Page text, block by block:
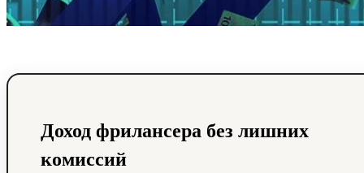
Доход фрилансера без лишних
комиссий